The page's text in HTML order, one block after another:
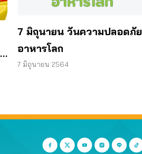
7 มิถุนายน วันความปลอดภัย
อาหารโลก
7 มิถุนายน 2564